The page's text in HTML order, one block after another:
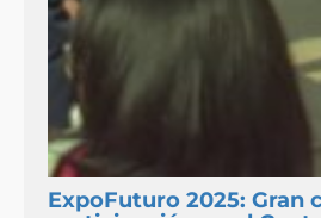
ExpoFuturo 2025: Gran